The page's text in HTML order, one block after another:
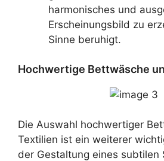
harmonisches und
Erscheinungsbild zu
Sinne beruhigt.
Hochwertige Bettwäsche
Die Auswahl hochwertiger
Textilien ist ein weiterer
der Gestaltung eines subtilen